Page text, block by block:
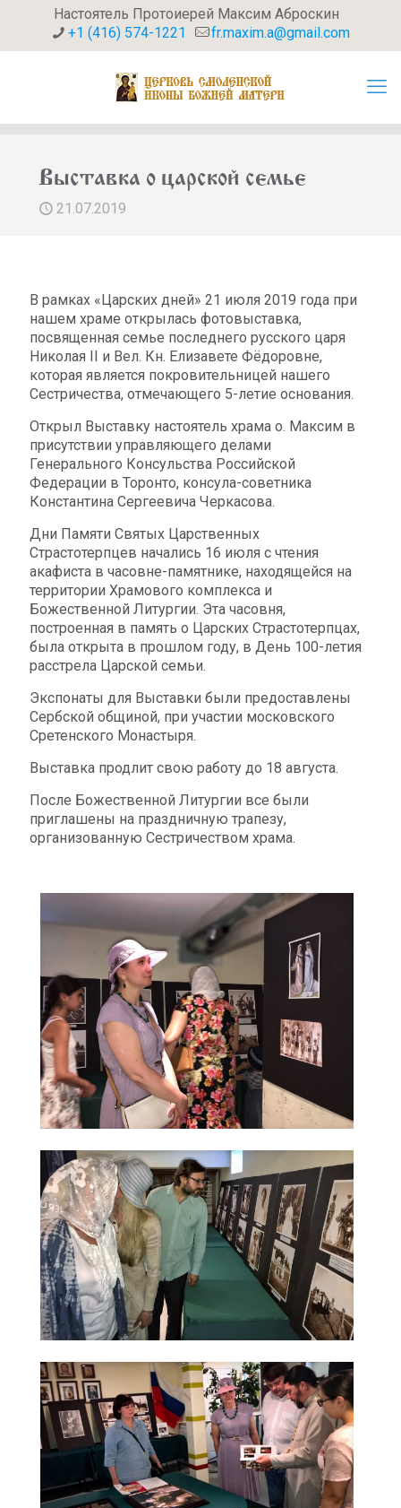
Настоятель Протоиерей Максим Аброскин
+1 (416) 574-1221
fr.maxim.a@gmail.com
Выставка о царской семье
21.07.2019
В рамках «Царских дней» 21 июля 2019 года при
нашем храме открылась фотовыставка,
посвященная семье последнего русского царя
Николая II и Вел. Кн. Елизавете Фёдоровне,
которая является покровительницей нашего
Сестричества, отмечающего 5-летие основания.
Открыл Выставку настоятель храма о. Максим в
присутствии управляющего делами
Генерального Консульства Российской
Федерации в Торонто, консула-советника
Константина Сергеевича Черкасова.
Дни Памяти Святых Царственных
Страстотерпцев начались 16 июля с чтения
акафиста в часовне-памятнике, находящейся на
территории Храмового комплекса и
Божественной Литургии. Эта часовня,
построенная в память о Царских Страстотерпцах,
была открыта в прошлом году, в День 100-летия
расстрела Царской семьи.
Экспонаты для Выставки были предоставлены
Сербской общиной, при участии московского
Сретенского Монастыря.
Выставка продлит свою работу до 18 августа.
После Божественной Литургии все были
приглашены на праздничную трапезу,
организованную Сестричеством храма.